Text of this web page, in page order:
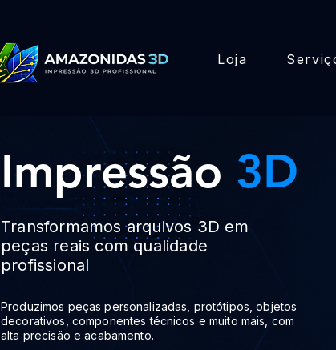
Loja
Impressão 3D
Transformamos arquivos 3D em
peças reais com qualidade
profissional
Produzimos peças personalizadas, protótipos, objetos
decorativos, componentes técnicos e muito mais, com
alta precisão e acabamento.